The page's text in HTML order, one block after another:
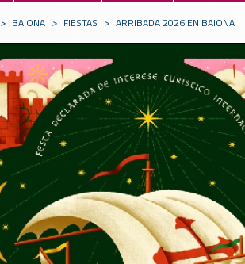
> BAIONA > FIESTAS > ARRIBADA 2026 EN BAIONA